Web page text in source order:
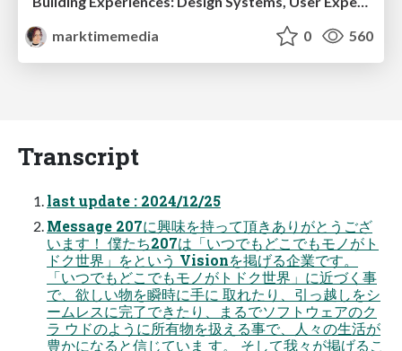
marktimemedia
0 560
Transcript
last update : 2024/12/25
Message 207に興味を持って頂きありがとうござ
います！ 僕たち207は「いつでもどこでもモノがト
ドク世界」をという Visionを掲げる企業です。
「いつでもどこでもモノがトドク世界」に近づく事
で、欲しい物を瞬時に手に 取れたり、引っ越しをシ
ームレスに完了できたり、まるでソフトウェアのク
ラ ウドのように所有物を扱える事で、人々の生活が
豊かになると信じていま す。 そして我々が掲げるこ